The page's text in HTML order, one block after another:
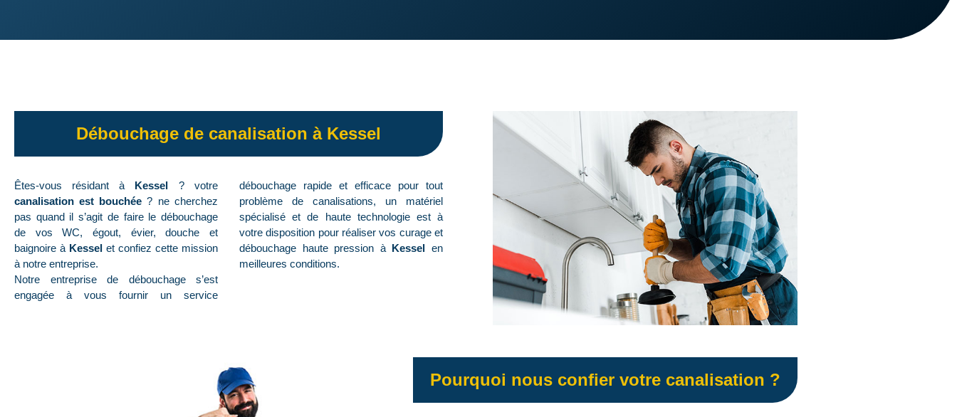
Débouchage de canalisation à Kessel
Êtes-vous résidant à Kessel ? votre
canalisation est bouchée ? ne cherchez
pas quand il s’agit de faire le débouchage
de vos WC, égout, évier, douche et
baignoire à Kessel et confiez cette mission
à notre entreprise.
Notre entreprise de débouchage s’est
engagée à vous fournir un service
débouchage rapide et efficace pour tout
problème de canalisations, un matériel
spécialisé et de haute technologie est à
votre disposition pour réaliser vos curage et
débouchage haute pression à Kessel en
meilleures conditions.
Pourquoi nous confier votre canalisation ?